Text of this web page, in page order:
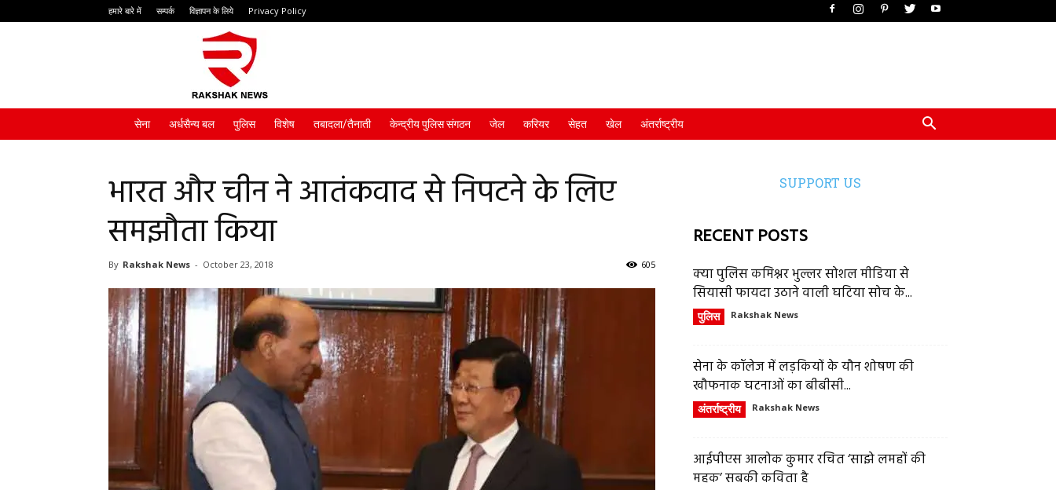
हमारे बारे में सम्पर्क विज्ञापन के लिये Privacy Policy
सेना अर्धसैन्य बल पुलिस विशेष तबादला/तैनाती केन्द्रीय पुलिस संगठन जेल करियर सेहत खेल अंतर्राष्ट्रीय
भारत और चीन ने आतंकवाद से निपटने के लिए
समझौता किया
By Rakshak News - October 23, 2018 605
SUPPORT US
RECENT POSTS
क्या पुलिस कमिश्नर भुल्लर सोशल मीडिया से
सियासी फायदा उठाने वाली घटिया सोच के...
पुलिस Rakshak News
सेना के कॉलेज में लड़कियों के यौन शोषण की
खौफनाक घटनाओं का बीबीसी...
अंतर्राष्ट्रीय Rakshak News
आईपीएस आलोक कुमार रचित ‘साझे लमहों की
महक’ सबकी कविता है